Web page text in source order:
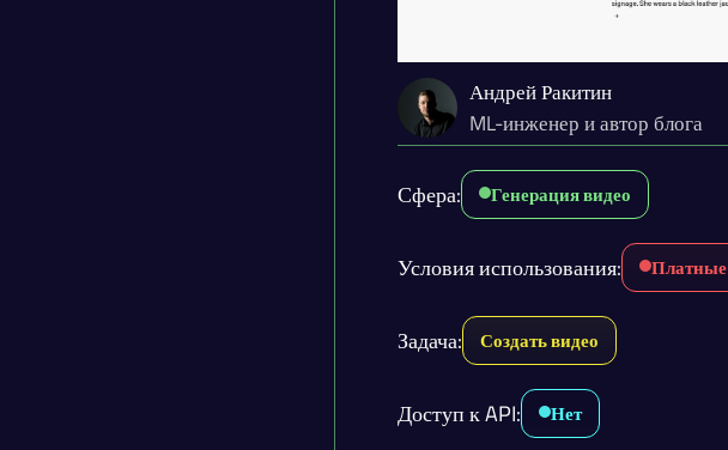
Андрей Ракитин
ML-инженер и автор блога
Сфера: Генерация видео
Условия использования: Платные
Задача: Создать видео
Доступ к API: Нет